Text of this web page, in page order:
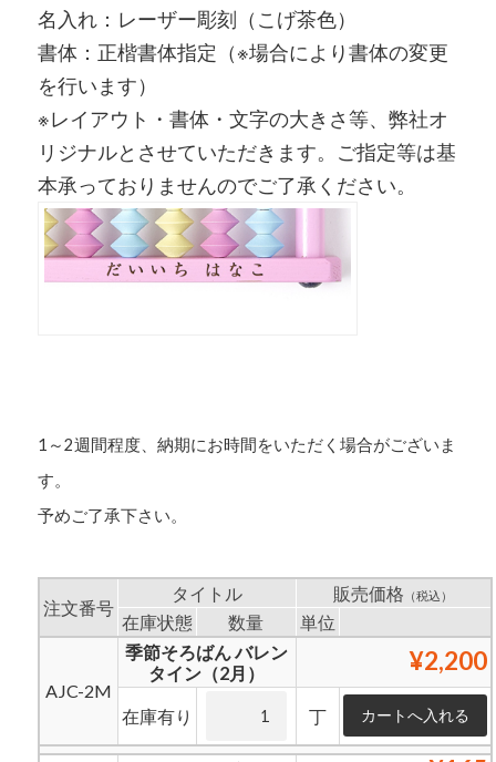
名入れ：レーザー彫刻（こげ茶色）
書体：正楷書体指定（※場合により書体の変更
を行います）
※レイアウト・書体・文字の大きさ等、弊社オ
リジナルとさせていただきます。ご指定等は基
本承っておりませんのでご了承ください。
1～2週間程度、納期にお時間をいただく場合がございま
す。
予めご了承下さい。
注文番号
タイトル 販売価格 （税込）
在庫状態 数量 単位
AJC-2M
季節そろばん バレン
タイン（2月）
¥2,200
在庫有り 丁